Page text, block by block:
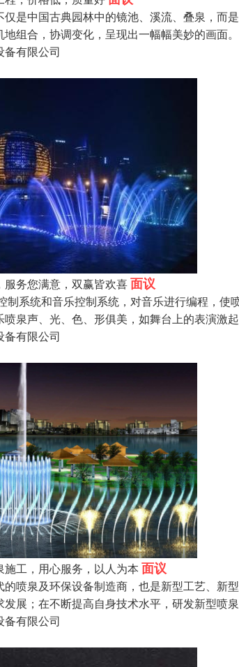
是中国古典园林中的镜池、溪流、叠泉，而
组合，协调变化，呈现出一幅幅美妙的画面
备有限公司
服务您满意，双赢皆欢喜面议
制系统和音乐控制系统，对音乐进行编程，
喷泉声、光、色、形俱美，如舞台上的表演激
备有限公司
工，用心服务，以人为本 面议
喷泉及环保设备制造商，也是新型工艺、新
发展；在不断提高自身技术水平，研发新型喷
备有限公司